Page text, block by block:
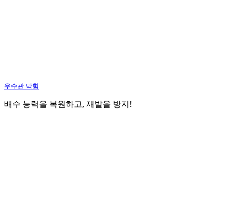
우수관 막힘
배수 능력을 복원하고, 재발을 방지!